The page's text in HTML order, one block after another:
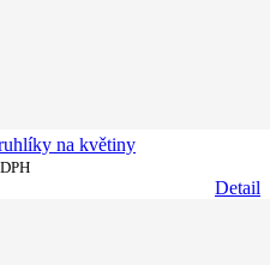
na květiny
Detail